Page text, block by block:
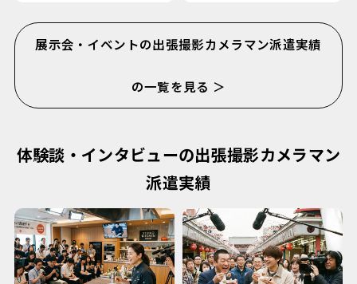
展示会・イベントの出張撮影カメラマン派遣実績
の一覧を見る ＞
体験談・インタビューの出張撮影カメラマン
派遣実績